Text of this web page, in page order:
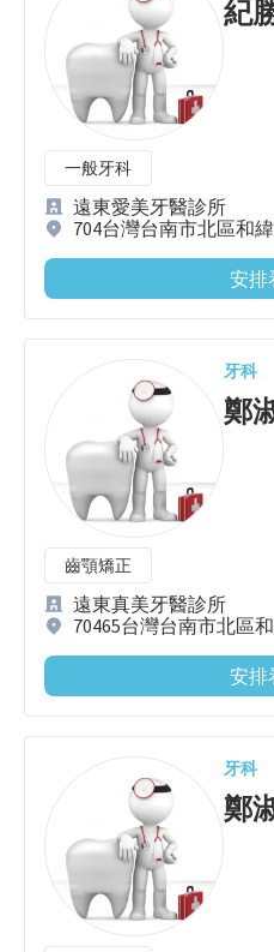
紀
一般牙科
遠東愛美牙醫診所
704台灣台南市北區和
安排
牙科
鄭
齒顎矯正
遠東真美牙醫診所
70465台灣台南市北區
安排
牙科
鄭